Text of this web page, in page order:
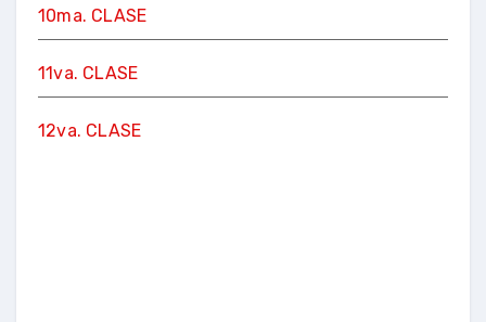
10ma. CLASE
11va. CLASE
12va. CLASE